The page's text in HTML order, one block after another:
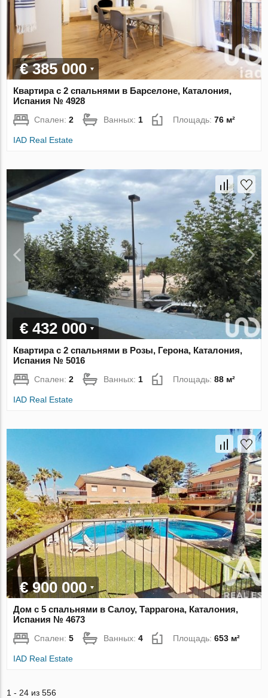
€ 385 000
Квартира с 2 спальнями в Барселоне, Каталония,
Испания № 4928
Спален:2 Ванных: 1 Площадь:76 м²
IAD Real Estate
€ 432 000
Квартира с 2 спальнями в Розы, Герона, Каталония,
Испания № 5016
Спален:2 Ванных: 1 Площадь:88 м²
IAD Real Estate
€ 900 000
Дом с 5 спальнями в Салоу, Таррагона, Каталония,
Испания № 4673
Спален:5 Ванных:4 Площадь:653 м²
IAD Real Estate
1 - 24 из 556